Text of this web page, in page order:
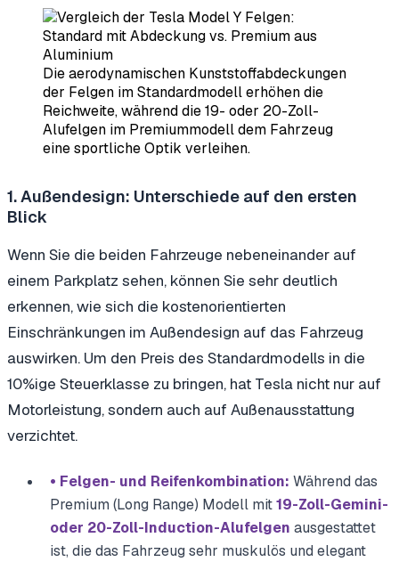
Die aerodynamischen Kunststoffabdeckungen
der Felgen im Standardmodell erhöhen die
Reichweite, während die 19- oder 20-Zoll-
Alufelgen im Premiummodell dem Fahrzeug
eine sportliche Optik verleihen.
1. Außendesign: Unterschiede auf den ersten
Blick
Wenn Sie die beiden Fahrzeuge nebeneinander auf
einem Parkplatz sehen, können Sie sehr deutlich
erkennen, wie sich die kostenorientierten
Einschränkungen im Außendesign auf das Fahrzeug
auswirken. Um den Preis des Standardmodells in die
10%ige Steuerklasse zu bringen, hat Tesla nicht nur auf
Motorleistung, sondern auch auf Außenausstattung
verzichtet.
• Felgen- und Reifenkombination: Während das
Premium (Long Range) Modell mit19-Zoll-Gemini-
oder 20-Zoll-Induction-Alufelgen ausgestattet
ist, die das Fahrzeug sehr muskulös und elegant